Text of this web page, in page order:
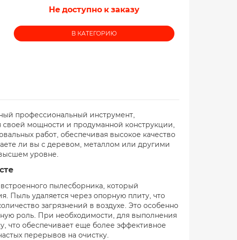
Не доступно к заказу
В КАТЕГОРИЮ
профессиональный инструмент,
своей мощности и продуманной конструкции,
работ, обеспечивая высокое качество
ли вы с деревом, металлом или другими
уровне.
пылесборника, который
Пыль удаляется через опорную плиту, что
загрязнений в воздухе. Это особенно
роль. При необходимости, для выполнения
что обеспечивает еще более эффективное
перерывов на очистку.